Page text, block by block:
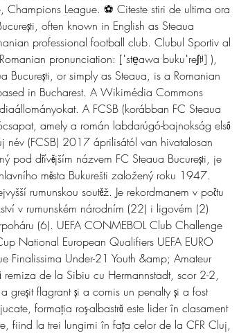
Champions League. ⚽ Citeste stiri de ultima ora
often known in English as Steaua
professional football club. Clubul Sportiv al
pronunciation: [ˈste̯awa bukuˈreʃtʲ] ),
București, or simply as Steaua, is a Romanian
in Bucharest. A Wikimédia Commons
A FCSB (korábban FC Steaua
amely a román labdarúgó-bajnokság első
név (FCSB) 2017 áprilisától van hivatalosan
pod dřívějším názvem FC Steaua București, je
města Bukurešti založený roku 1947.
rumunskou soutěž. Je rekordmanem v počtu
v rumunském národním (22) i ligovém (2)
(6). UEFA CONMEBOL Club Challenge
National European Qualifiers UEFA EURO
Finalissima Under-21 Youth &amp; Amateur
remiza de la Sibiu cu Hermannstadt, scor 2-2,
greșit flagrant și a comis un penalty și a fost
formația roș-albastră este lider în clasament
fiind la trei lungimi în fața celor de la CFR Cluj,